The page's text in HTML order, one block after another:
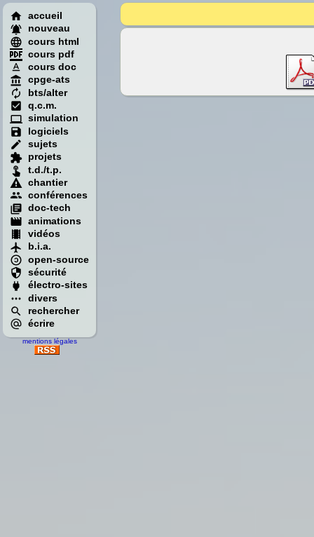
accueil
nouveau
cours html
cours pdf
cours doc
cpge-ats
bts/alter
q.c.m.
simulation
logiciels
sujets
projets
t.d./t.p.
chantier
conférences
doc-tech
animations
vidéos
b.i.a.
open-source
sécurité
électro-sites
divers
rechercher
écrire
mentions légales